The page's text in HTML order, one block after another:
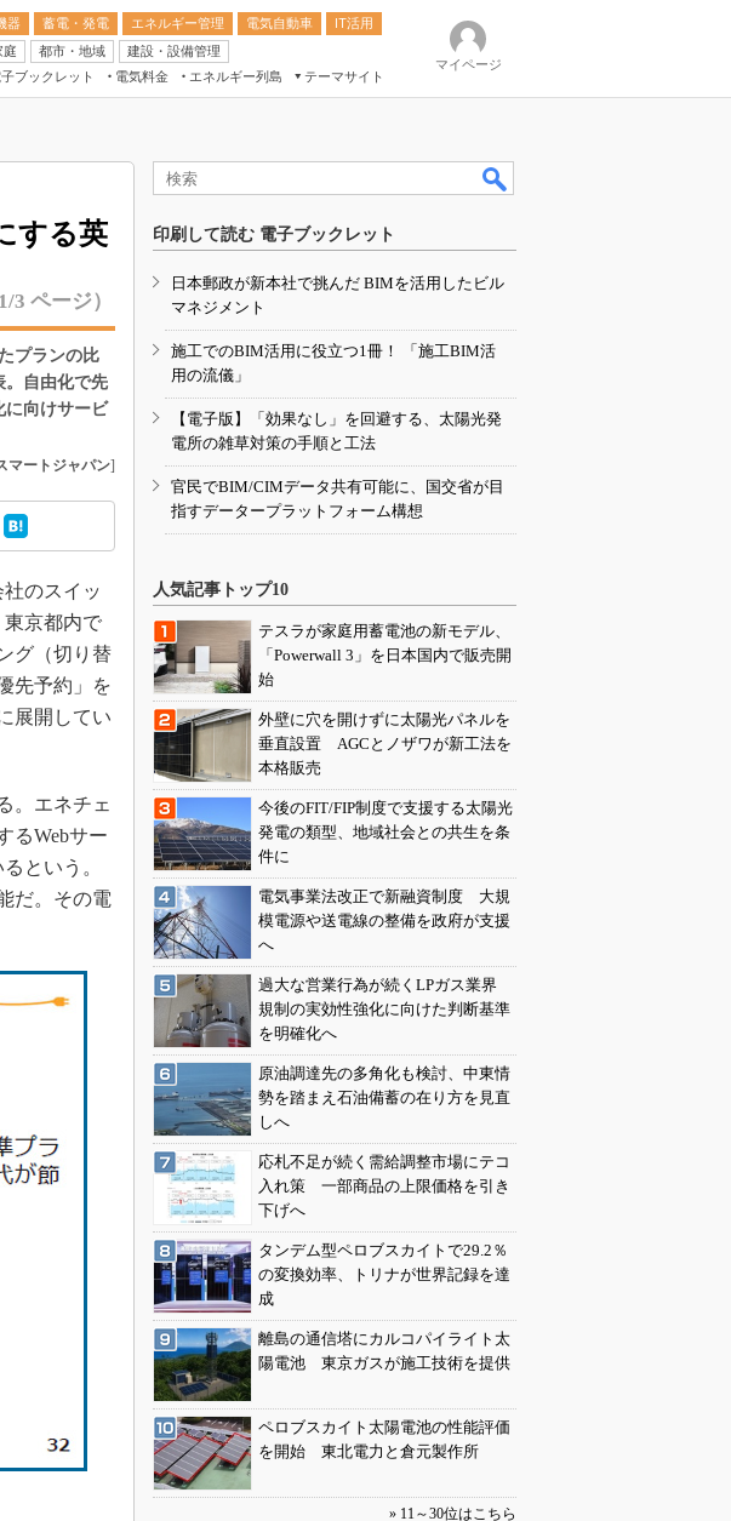
器 蓄電・発電 エネルギー管理 電気自動車
IT活用
庭 都市・地域
建設・設備管理
ブックレット 電気料金 エネルギー列島
テーマサイト
新電力
電気料金ガイドブック
空調特集
BEMS
キーワード解説
マイページ
する英
1/3 ページ）
プランの比
。自由化で先
に向けサービ
マートジャパン]
のスイッ
東京都内で
グ（切り替
先予約」を
展開してい
。エネチェ
るWebサー
という。
だ。その電
印刷して読む 電子ブックレット
日本郵政が新本社で挑んだ BIMを活用したビル
マネジメント
施工でのBIM活用に役立つ1冊！ 「施工BIM活
用の流儀」
【電子版】「効果なし」を回避する、太陽光発
電所の雑草対策の手順と工法
官民でBIM/CIMデータ共有可能に、国交省が目
指すデータープラットフォーム構想
人気記事トップ10
テスラが家庭用蓄電池の新モデル、
「Powerwall 3」を日本国内で販売開
始
外壁に穴を開けずに太陽光パネルを
垂直設置 AGCとノザワが新工法を
本格販売
今後のFIT/FIP制度で支援する太陽光
発電の類型、地域社会との共生を条
件に
電気事業法改正で新融資制度 大規
模電源や送電線の整備を政府が支援
へ
過大な営業行為が続くLPガス業界
規制の実効性強化に向けた判断基準
を明確化へ
原油調達先の多角化も検討、中東情
勢を踏まえ石油備蓄の在り方を見直
しへ
応札不足が続く需給調整市場にテコ
入れ策 一部商品の上限価格を引き
下げへ
タンデム型ペロブスカイトで29.2％
の変換効率、トリナが世界記録を達
成
離島の通信塔にカルコパイライト太
陽電池 東京ガスが施工技術を提供
ペロブスカイト太陽電池の性能評価
を開始 東北電力と倉元製作所
» 11～30位はこちら